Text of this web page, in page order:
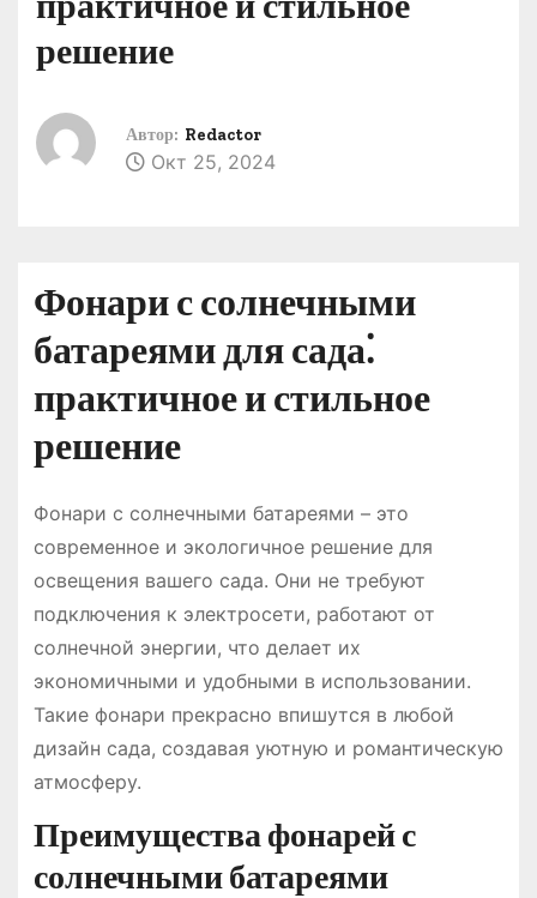
решение
Автор: Redactor
Окт 25, 2024
Фонари с солнечными
батареями для сада⁚
практичное и стильное
решение
Фонари с солнечными батареями – это
современное и экологичное решение для
освещения вашего сада. Они не требуют
подключения к электросети, работают от
солнечной энергии, что делает их
экономичными и удобными в использовании.
Такие фонари прекрасно впишутся в любой
дизайн сада, создавая уютную и романтическую
атмосферу.
Преимущества фонарей с
солнечными батареями